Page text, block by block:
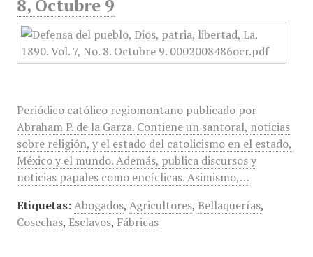
8, Octubre 9
Periódico católico regiomontano publicado por
Abraham P. de la Garza. Contiene un santoral, noticias
sobre religión, y el estado del catolicismo en el estado,
México y el mundo. Además, publica discursos y
noticias papales como encíclicas. Asimismo,…
Etiquetas: Abogados, Agricultores, Bellaquerías,
Cosechas, Esclavos, Fábricas